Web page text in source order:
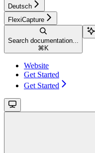
Deutsch
FlexiCapture
Search documentation...
⌘ K
Website
Get Started
Get Started